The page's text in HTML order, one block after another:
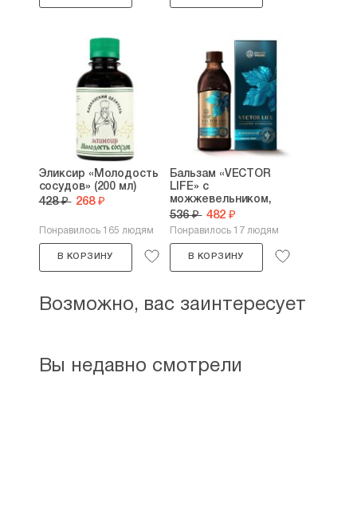
Эликсир «Молодость
сосудов» (200 мл)
428 ₽ 268 ₽
Понравилось 165 людям
В КОРЗИНУ
Бальзам «VECTOR
LIFE» с
можжевельником,
магнием и...
536 ₽ 482 ₽
Понравилось 17 людям
В КОРЗИНУ
Возможно, вас заинтересует
Вы недавно смотрели